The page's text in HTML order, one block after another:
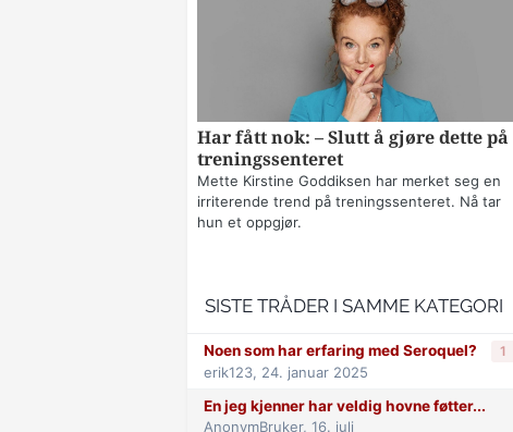
Har fått nok: – Slutt å gjøre dette på
treningssenteret
Mette Kirstine Goddiksen har merket seg en
irriterende trend på treningssenteret. Nå tar
hun et oppgjør.
SISTE TRÅDER I SAMME KATEGORI
Noen som har erfaring med Seroquel? 1
erik123, 24. januar 2025
En jeg kjenner har veldig hovne føtter...
AnonymBruker, 16. juli